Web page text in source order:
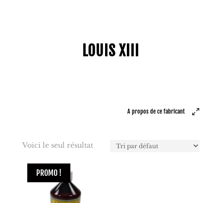
LOUIS XIII
A propos de ce fabricant
Voici le seul résultat
PROMO !